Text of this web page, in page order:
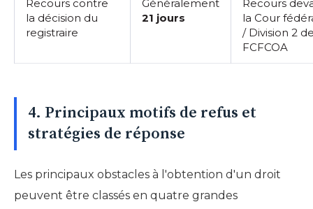
Recours contre
la décision du
registraire
Généralement
21 jours
Recours
la Cour
/ Division 2
FCFCOA
4. Principaux motifs de refus et
stratégies de réponse
Les principaux obstacles à l'obtention d'un droit
peuvent être classés en quatre grandes